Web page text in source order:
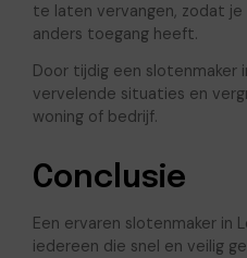
te laten vervangen, zodat
anders toegang heeft.
Door tijdig een slotenmaker
vervelende situaties en
woning of bedrijf.
Conclusie
Een ervaren slotenmaker in
iedereen die snel en veilig